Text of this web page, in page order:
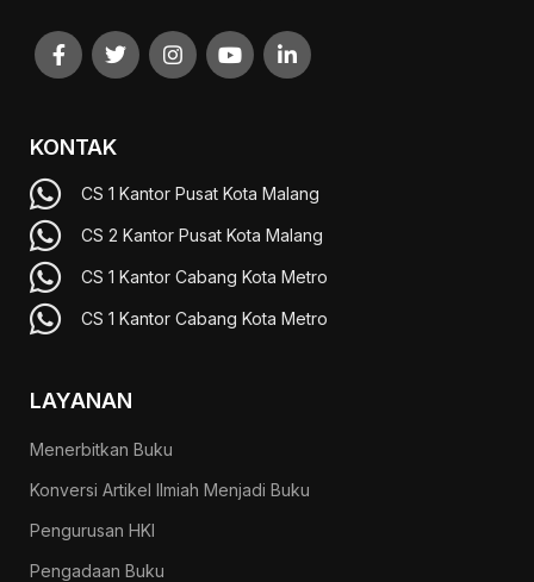
KONTAK
CS 1 Kantor Pusat Kota Malang
CS 2 Kantor Pusat Kota Malang
CS 1 Kantor Cabang Kota Metro
CS 1 Kantor Cabang Kota Metro
LAYANAN
Menerbitkan Buku
Konversi Artikel Ilmiah Menjadi Buku
Pengurusan HKI
Pengadaan Buku